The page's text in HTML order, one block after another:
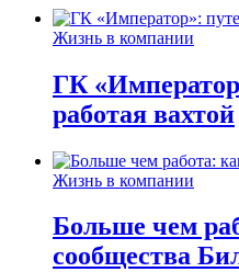
Жизнь в компании
ГК
работая вахтой
Жизнь в компании
Больше чем
сообщества